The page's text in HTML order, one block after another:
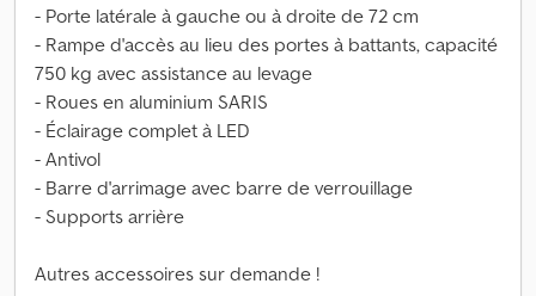
- Porte latérale à gauche ou à droite de 72 cm
- Rampe d'accès au lieu des portes à battants, capacité
750 kg avec assistance au levage
- Roues en aluminium SARIS
- Éclairage complet à LED
- Antivol
- Barre d'arrimage avec barre de verrouillage
- Supports arrière
Autres accessoires sur demande !